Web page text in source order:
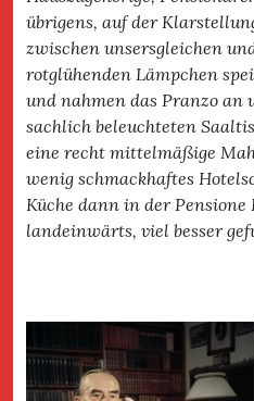
übrigens, auf der
zwischen unsersgleichen
rotglühenden Lämpchen
und nahmen das Pranzo an
sachlich beleuchteten
eine recht mittelmäßige
wenig schmackhaftes
Küche dann in der
landeinwärts, viel besser